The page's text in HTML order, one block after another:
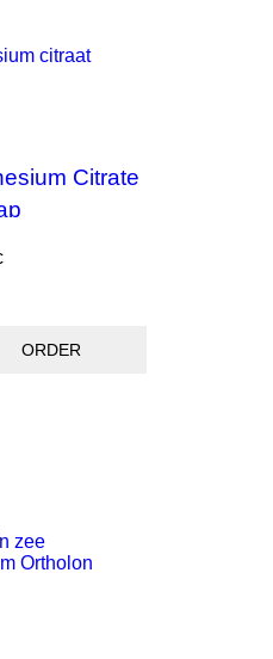
Citrate
ORDER